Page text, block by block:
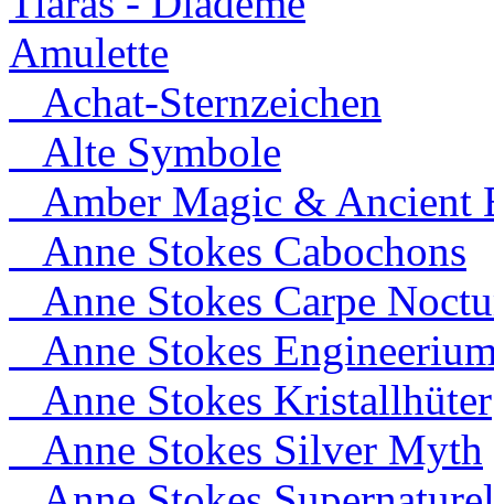
Amulette
Achat-Sternzeichen
Alte Symbole
Amber Magic & Ancient
Anne Stokes Cabochons
Anne Stokes Carpe
Anne Stokes
Anne Stokes Kristallhüter
Anne Stokes Silver Myth